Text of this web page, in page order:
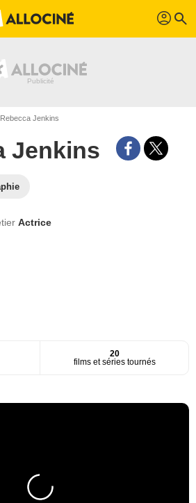
profil search
Rebecca Jenkins
Jenkins
Actrice
20
films et séries tournés